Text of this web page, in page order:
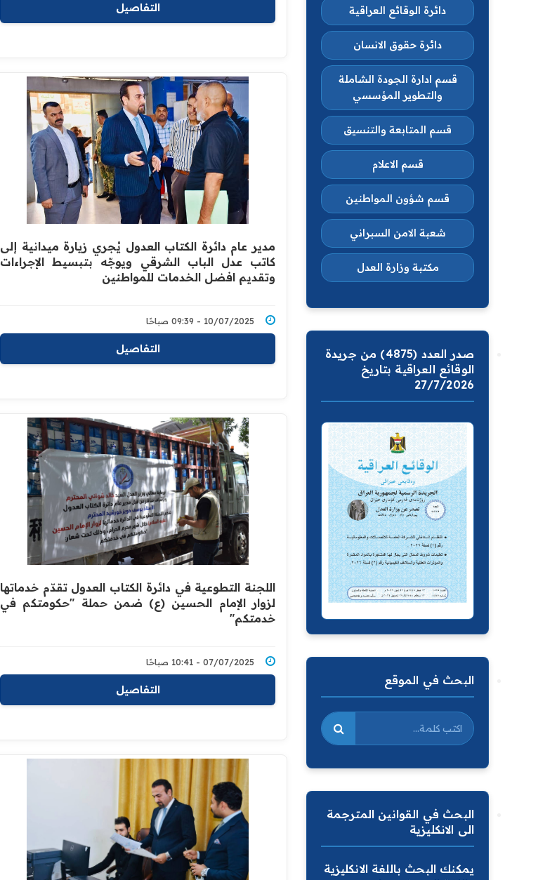
التفاصيل
مدير عام دائرة الكتاب العدول يُجري زيارة ميدانية إلى
كاتب عدل الباب الشرقي ويوجّه بتبسيط الإجراءات
وتقديم افضل الخدمات للمواطنين
10/07/2025 - 09:39 صباحًا
التفاصيل
اللجنة التطوعية في دائرة الكتاب العدول تقدّم خدماتها
لزوار الإمام الحسين (ع) ضمن حملة "حكومتكم في
خدمتكم"
07/07/2025 - 10:41 صباحًا
التفاصيل
دائرة الوقائع العراقية
دائرة حقوق الانسان
قسم ادارة الجودة الشاملة
والتطوير المؤسسي
قسم المتابعة والتنسيق
قسم الاعلام
قسم شؤون المواطنين
شعبة الامن السبراني
مكتبة وزارة العدل
صدر العدد (4875) من جريدة
الوقائع العراقية بتاريخ
27/7/2026
البحث في الموقع
البحث في القوانين المترجمة
الى الانكليزية
يمكنك البحث باللغة الانكليزية